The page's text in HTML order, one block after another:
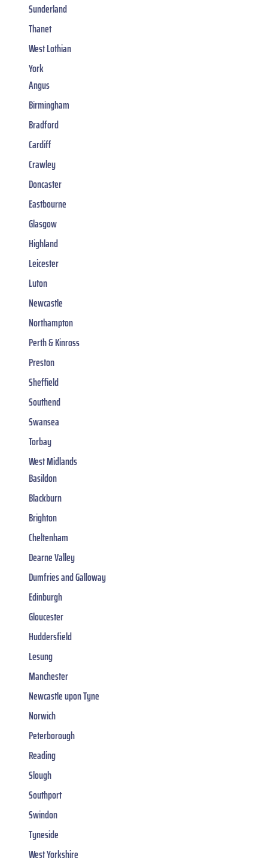
Sunderland
Thanet
West Lothian
York
Angus
Birmingham
Bradford
Cardiff
Crawley
Doncaster
Eastbourne
Glasgow
Highland
Leicester
Luton
Newcastle
Northampton
Perth & Kinross
Preston
Sheffield
Southend
Swansea
Torbay
West Midlands
Basildon
Blackburn
Brighton
Cheltenham
Dearne Valley
Dumfries and Galloway
Edinburgh
Gloucester
Huddersfield
Lesung
Manchester
Newcastle upon Tyne
Norwich
Peterborough
Reading
Slough
Southport
Swindon
Tyneside
West Yorkshire